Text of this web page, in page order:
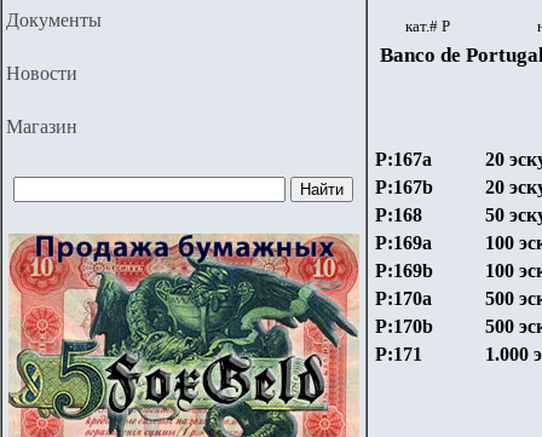
Документы
Новости
Магазин
кат.# Р
Banco de
P:167a
20
P:167b
20
P:168
50
P:169a
100
P:169b
100
P:170a
500
P:170b
500
P:171
1.000